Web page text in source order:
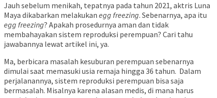
Jauh sebelum menikah, tepatnya pada tahun 2021, aktris Luna
Maya dikabarkan melakukan egg freezing. Sebenarnya, apa itu
egg freezing? Apakah prosedurnya aman dan tidak
membahayakan sistem reproduksi perempuan? Cari tahu
jawabannya lewat artikel ini, ya.
Ma, berbicara masalah kesuburan perempuan sebenarnya
dimulai saat memasuki usia remaja hingga 36 tahun. Dalam
perjalanannya, sistem reproduksi perempuan bisa saja
bermasalah. Misalnya karena alasan medis, di mana harus